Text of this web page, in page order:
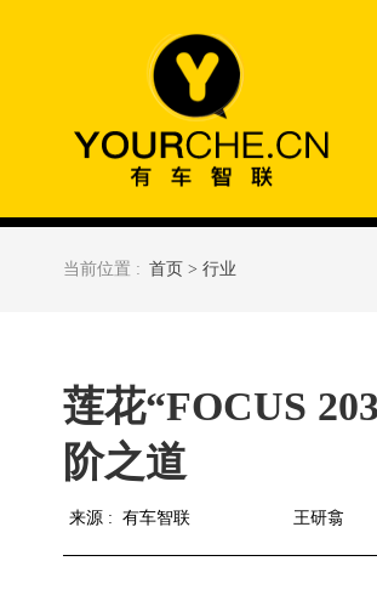
当前位置 : 首页 > 行业
莲花“FOCUS
阶之道
来源 : 有车智联 王研翕